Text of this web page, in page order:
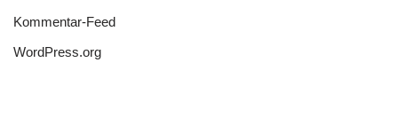
Kommentar-Feed
WordPress.org